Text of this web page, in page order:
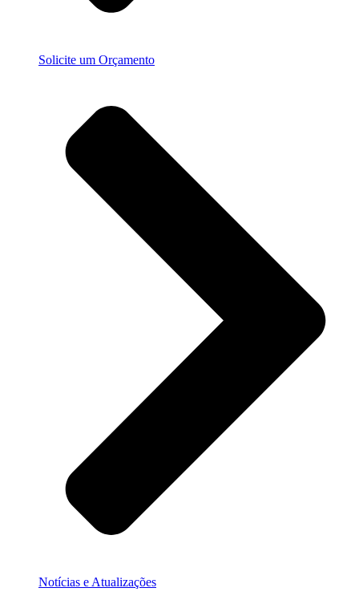
Solicite um Orçamento
Notícias e Atualizações